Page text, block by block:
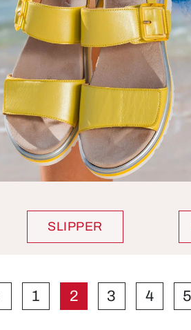
SLIPPER
Seite
1 Seite
2 Seite
3 Seite
4 5